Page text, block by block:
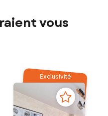
vous
Exclusivité